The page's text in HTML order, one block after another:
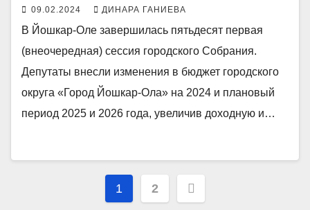
сети
09.02.2024 ДИНАРА ГАНИЕВА
В Йошкар-Оле завершилась пятьдесят первая
(внеочередная) сессия городского Собрания.
Депутаты внесли изменения в бюджет городского
округа «Город Йошкар-Ола» на 2024 и плановый
период 2025 и 2026 года, увеличив доходную и…
Пагинация
1 2